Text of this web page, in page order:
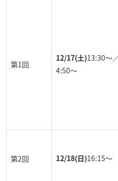
第1回
12/17(土)13:30〜
4:50〜
第2回 12/18(日)16:15～